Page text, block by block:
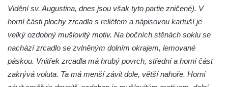
Boží muka u domu čp. 392 na rohu ulic Na
Hradčanech a Palackého v Roudnici nad
Labem
Kříž v centru Liběšic
Kříž na návsi v Chouči
Boží muka na rozcestí východně od Chouče
Vidění sv. Augustina, dnes jsou však tyto partie zničené). V
horní části plochy zrcadla s reliéfem a nápisovou kartuší je
velký ozdobný mušlovitý motiv. Na bočních stěnách soklu se
nachází zrcadlo se zvlněným dolním okrajem, lemované
páskou. Vnitřek zrcadla má hrubý povrch, střední a horní část
zakrývá voluta. Ta má menší závit dole, větší nahoře. Horní